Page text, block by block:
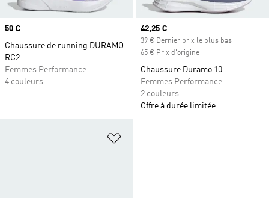
Prix
50 €
Chaussure de running DURAMO
RC2
Femmes Performance
4 couleurs
Prix actuel
42,25 €
39 € Dernier prix le plus bas
65 € Prix d'origine
Chaussure Duramo 10
Femmes Performance
2 couleurs
Offre à durée limitée